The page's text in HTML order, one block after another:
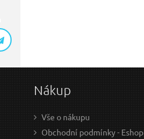
Nákup
Vše o nákupu
Obchodní podmínky - Eshop